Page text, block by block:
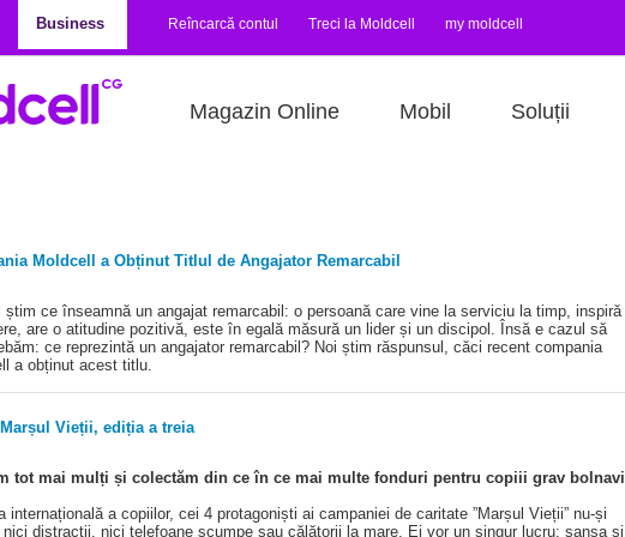
Business Reîncarcă contul Treci la Moldcell my moldcell
Magazin Online Mobil Soluții
Moldcell a Obținut Titlul de Angajator Remarcabil
știm ce înseamnă un angajat remarcabil: o persoană care vine la serviciu la timp, inspiră
are o atitudine pozitivă, este în egală măsură un lider și un discipol. Însă e cazul să
ce reprezintă un angajator remarcabil? Noi știm răspunsul, căci recent compania
a obținut acest titlu.
Vieții, ediția a treia
tot mai mulți și colectăm din ce în ce mai multe fonduri pentru copiii grav bolnavi
internațională a copiilor, cei 4 protagoniști ai campaniei de caritate ”Marșul Vieții” nu-și
nici distracții, nici telefoane scumpe sau călătorii la mare. Ei vor un singur lucru: șansa și